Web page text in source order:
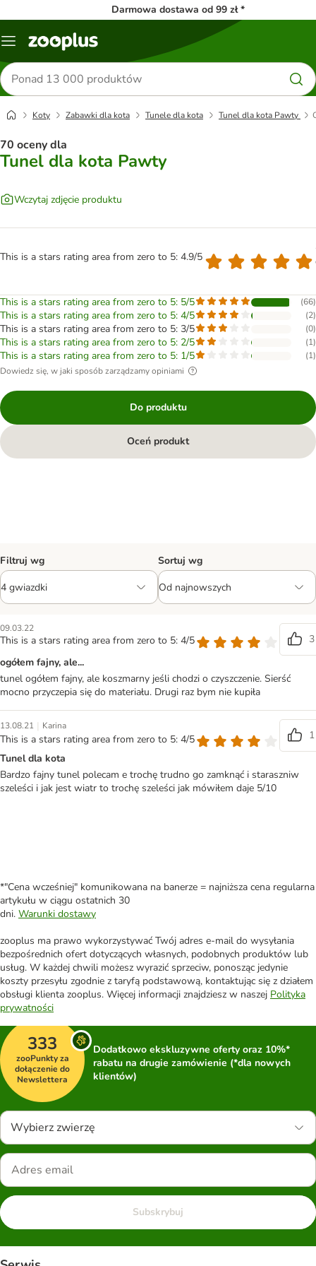
Darmowa dostawa od 99 zł *
Menu
Szukaj
produktów
Koty Zabawki dla kota Tunele dla kota Tunel dla kota Pawty
70 oceny dla
Tunel dla kota Pawty
Wczytaj zdjęcie produktu
This is a stars rating area from zero to 5: 4.9/5
This is a stars rating area from zero to 5: 5/5 (66)
This is a stars rating area from zero to 5: 4/5 (2)
This is a stars rating area from zero to 5: 3/5 (0)
This is a stars rating area from zero to 5: 2/5 (1)
This is a stars rating area from zero to 5: 1/5 (1)
Dowiedz się, w jaki sposób zarządzamy opiniami
Do produktu
Oceń produkt
Filtruj wg Sortuj wg
09.03.22
This is a stars rating area from zero to 5: 4/5
3
ogółem fajny, ale...
tunel ogółem fajny, ale koszmarny jeśli chodzi o czyszczenie. Sierść
mocno przyczepia się do materiału. Drugi raz bym nie kupiła
13.08.21 | Karina
This is a stars rating area from zero to 5: 4/5
1
Tunel dla kota
Bardzo fajny tunel polecam e trochę trudno go zamknąć i staraszniw
szeleści i jak jest wiatr to trochę szeleści jak mówiłem daje 5/10
*"Cena wcześniej" komunikowana na banerze = najniższa cena regularna
artykułu w ciągu ostatnich 30
dni. Warunki dostawy
zooplus ma prawo wykorzystywać Twój adres e-mail do wysyłania
bezpośrednich ofert dotyczących własnych, podobnych produktów lub
usług. W każdej chwili możesz wyrazić sprzeciw, ponosząc jedynie
koszty przesyłu zgodnie z taryfą podstawową, kontaktując się z działem
obsługi klienta zooplus. Więcej informacji znajdziesz w naszej Polityka
prywatności
333
zooPunkty za
dołączenie do
Newslettera
Dodatkowo ekskluzywne oferty oraz 10%*
rabatu na drugie zamówienie (*dla nowych
klientów)
Wybierz zwierzę
Subskrybuj